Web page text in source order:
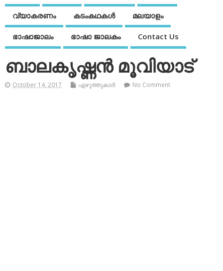
വ്യാകരണം കടംകഥകള്‍ മലയാളം
ഭാഷാജാലം ഭാഷാ ജാലകം Contact Us
ബാലകൃഷ്ണന്‍ മൂവിയാട്
October 14, 2017 എഴുത്തുകാര്‍ No Comment